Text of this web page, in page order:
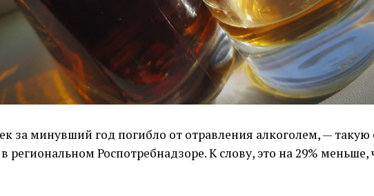
за минувший год погибло от отравления алкоголем, — такую
региональном Роспотребнадзоре. К слову, это на 29% меньше,